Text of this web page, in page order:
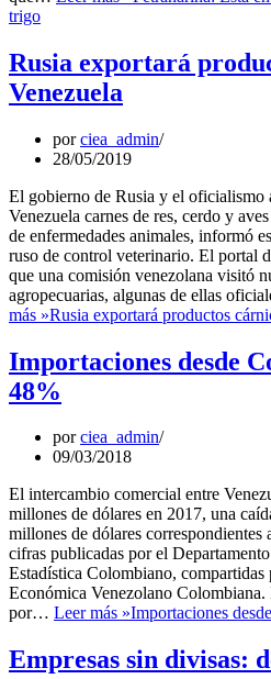
trigo
Rusia exportará
Venezuela
porciea_admin
28/05/2019
El gobierno de Rusia y el oficialismo
Venezuela carnes de res, cerdo y
de enfermedades animales, informó
ruso de control veterinario. El portal
que una comisión venezolana visitó
agropecuarias, algunas de ellas
más »Rusia exportará productos
Importaciones desde
48%
porciea_admin
09/03/2018
El intercambio comercial entre
millones de dólares en 2017, una
millones de dólares correspondientes
cifras publicadas por el
Estadística Colombiano,
Económica Venezolano
por… Leer más »Importaciones
Empresas sin divisas: